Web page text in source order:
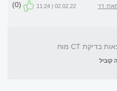
דר
02.02.22 | 11:24
(0)